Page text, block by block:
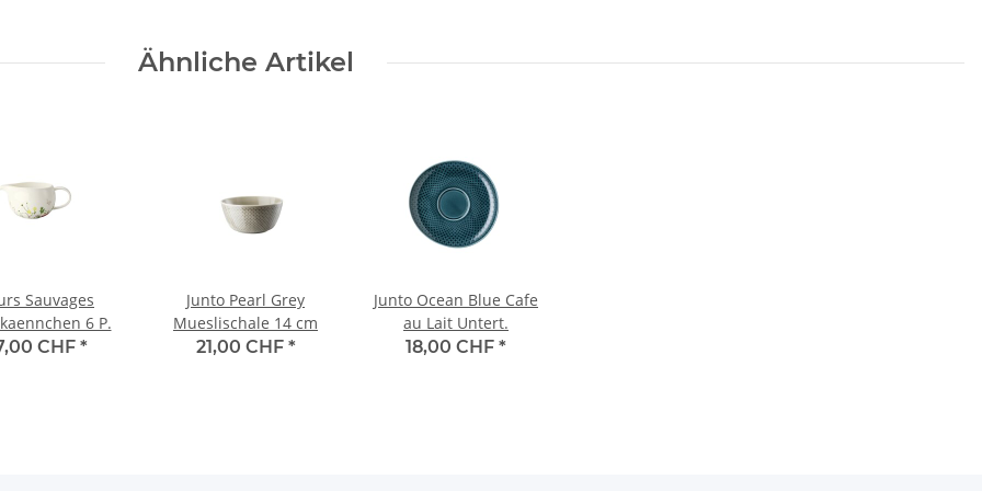
Ähnliche Artikel
Sauvages
6 P.
CHF *
Junto Pearl Grey
Mueslischale 14 cm
21,00 CHF *
Junto Ocean Blue Cafe
au Lait Untert.
18,00 CHF *